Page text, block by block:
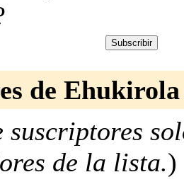
de Ehukirola
suscriptores
de la lista.)